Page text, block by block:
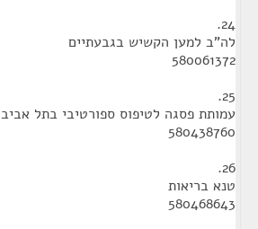
24.
לה"ב למען הקשיש בגבעתיים
580061372
25.
עמותת פסגה לטיפוס ספורטיבי בתל אביב
580438760
26.
טנא בריאות
580468643